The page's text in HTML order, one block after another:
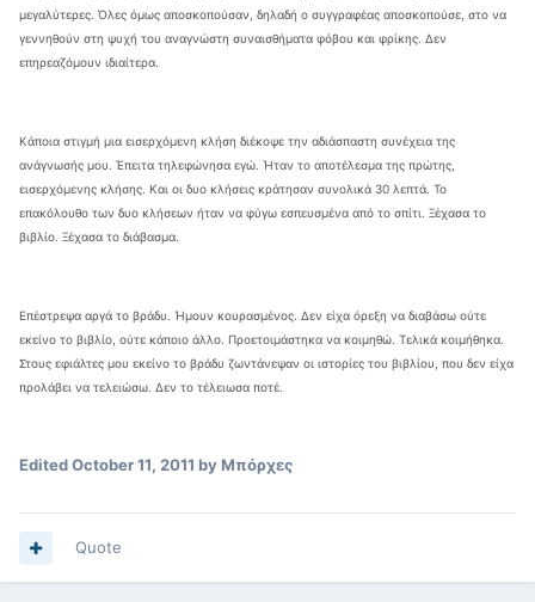
μεγαλύτερες. Όλες όμως αποσκοπούσαν, δηλαδή ο συγγραφέας αποσκοπούσε, στο να
γεννηθούν στη ψυχή του αναγνώστη συναισθήματα φόβου και φρίκης. Δεν
επηρεαζόμουν ιδιαίτερα.
Κάποια στιγμή μια εισερχόμενη κλήση διέκοψε την αδιάσπαστη συνέχεια της
ανάγνωσής μου. Έπειτα τηλεφώνησα εγώ. Ήταν το αποτέλεσμα της πρώτης,
εισερχόμενης κλήσης. Και οι δυο κλήσεις κράτησαν συνολικά 30 λεπτά. Το
επακόλουθο των δυο κλήσεων ήταν να φύγω εσπευσμένα από το σπίτι. Ξέχασα το
βιβλίο. Ξέχασα το διάβασμα.
Επέστρεψα αργά το βράδυ. Ήμουν κουρασμένος. Δεν είχα όρεξη να διαβάσω ούτε
εκείνο το βιβλίο, ούτε κάποιο άλλο. Προετοιμάστηκα να κοιμηθώ. Τελικά κοιμήθηκα.
Στους εφιάλτες μου εκείνο το βράδυ ζωντάνεψαν οι ιστορίες του βιβλίου, που δεν είχα
προλάβει να τελειώσω. Δεν το τέλειωσα ποτέ.
EditedOctober 11, 2011 by Μπόρχες
Quote